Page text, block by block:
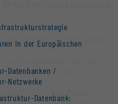
in der Europäischen
Datenbanken /
Netzwerke
Datenbank:
des mobilen Wetterradars
und sucht
möglichst freien